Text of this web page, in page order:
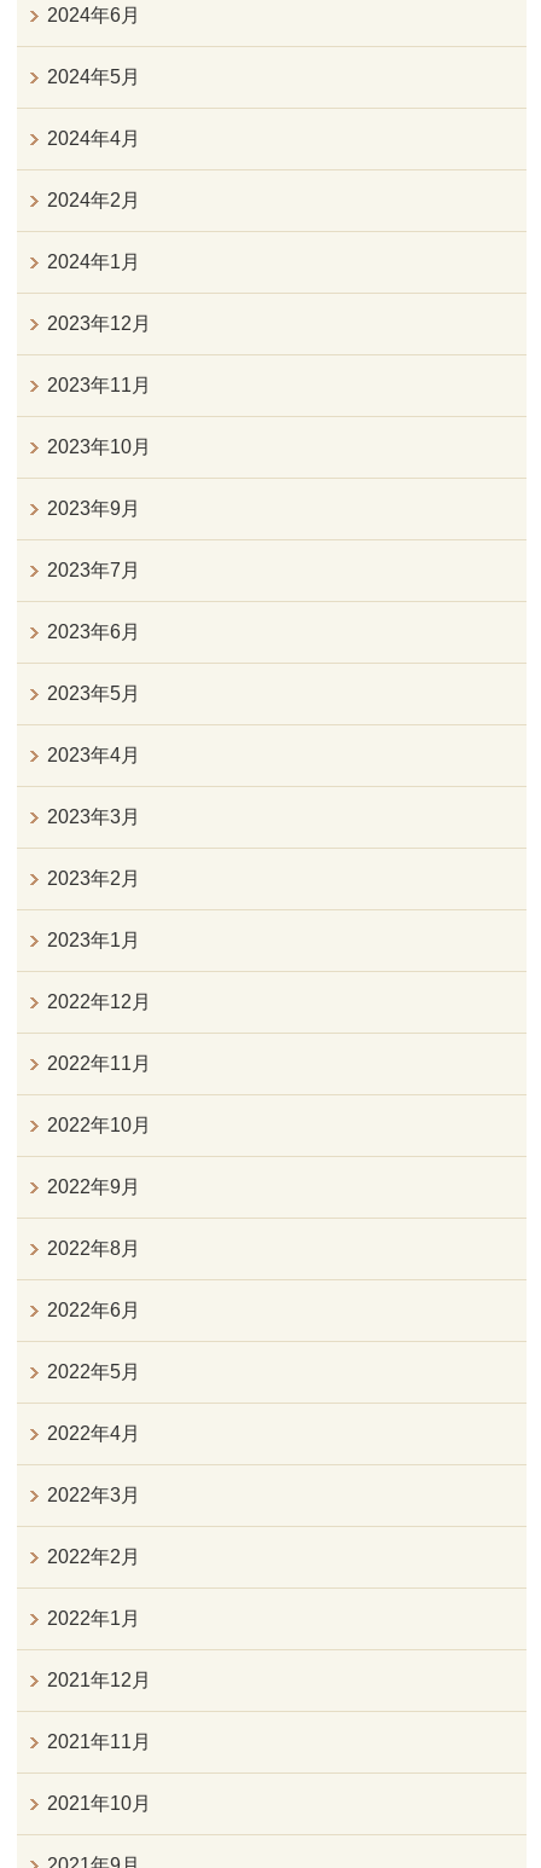
2024年6月
2024年5月
2024年4月
2024年2月
2024年1月
2023年12月
2023年11月
2023年10月
2023年9月
2023年7月
2023年6月
2023年5月
2023年4月
2023年3月
2023年2月
2023年1月
2022年12月
2022年11月
2022年10月
2022年9月
2022年8月
2022年6月
2022年5月
2022年4月
2022年3月
2022年2月
2022年1月
2021年12月
2021年11月
2021年10月